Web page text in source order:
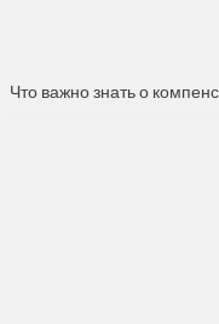
Что важно знать о